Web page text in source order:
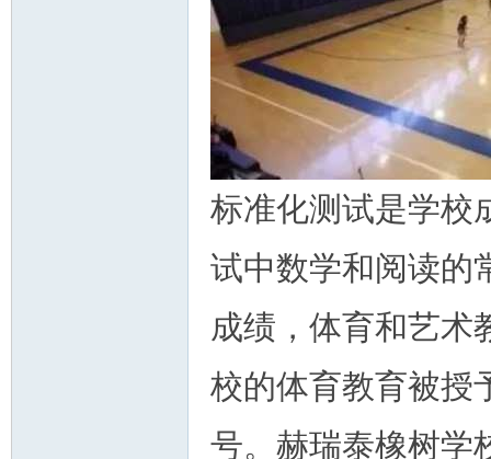
标准化测试是学校
试中数学和阅读的
成绩，体育和艺术
校的体育教育被授
号。赫瑞泰橡树学